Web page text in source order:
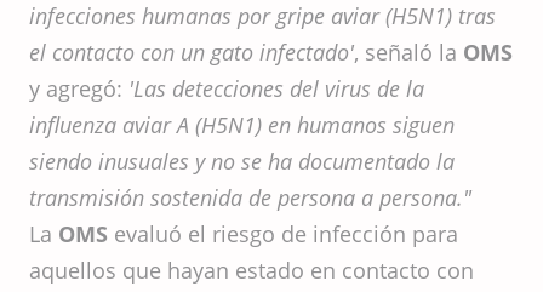
infecciones humanas por gripe aviar (H5N1) tras
el contacto con un gato infectado', señaló la OMS
y agregó: 'Las detecciones del virus de la
influenza aviar A (H5N1) en humanos siguen
siendo inusuales y no se ha documentado la
transmisión sostenida de persona a persona."
La OMS evaluó el riesgo de infección para
aquellos que hayan estado en contacto con